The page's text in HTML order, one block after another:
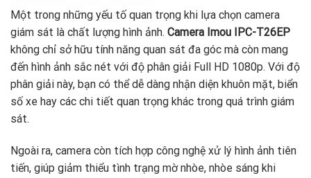
Một trong những yếu tố quan trọng khi lựa chọn camera
giám sát là chất lượng hình ảnh. Camera Imou IPC-T26EP
không chỉ sở hữu tính năng quan sát đa góc mà còn mang
đến hình ảnh sắc nét với độ phân giải Full HD 1080p. Với độ
phân giải này, bạn có thể dễ dàng nhận diện khuôn mặt, biển
số xe hay các chi tiết quan trọng khác trong quá trình giám
sát.
Ngoài ra, camera còn tích hợp công nghệ xử lý hình ảnh tiên
tiến, giúp giảm thiểu tình trạng mờ nhòe, nhòe sáng khi